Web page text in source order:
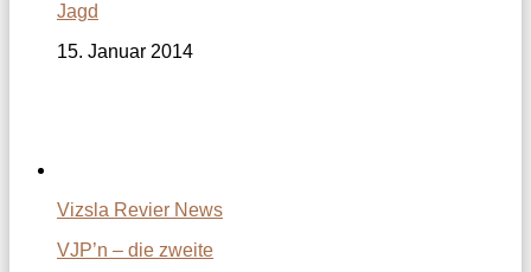
Jagd
15. Januar 2014
Vizsla Revier News
VJP’n – die zweite